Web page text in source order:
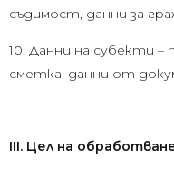
съдимост, данни за
10. Данни на субекти
сметка, данни от
III. Цел на